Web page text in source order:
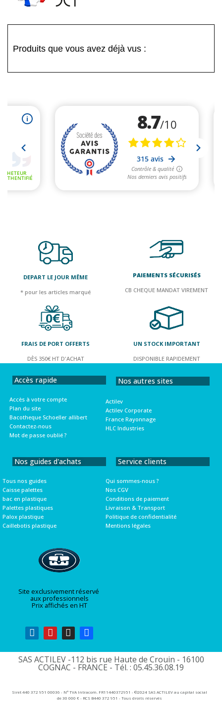
Produits que vous avez déjà vus :
DEPART LE JOUR MÊME
* pour les articles marqué
PAIEMENTS SÉCURISÉS
CB CHEQUE MANDAT VIREMENT
FRAIS DE PORT OFFERTS
DÈS 350€ HT D'ACHAT
UN STOCK IMPORTANT
DISPONIBLE RAPIDEMENT
Accès rapide
Accès à votre compte
Plan du site
Bacotheque Schoeller allibert
Contactez-nous
Mot de passe oublié ?
Nos autres sites
Actilev
Actilev Corporate
France Rayonnage
HLC Industries
Nos guides d'achats
Tous nos guides
Caisse palettes
bac en plastique
Palettes plastiques
Palox plastique
Caillebotis plastique
Service clients
Qui sommes-nous ?
Nos CGV
Conditions de paiement
Livraison & Transport
Politique de confidentialité
Mentions légales
Site exclusivement réservé
aux professionnels
Prix affichés en HT
SAS ACTILEV -112 bis rue Haute de Crouin - 16100
COGNAC - FRANCE - Tél. : 05.45.36.08.19​
Siret 440 372 951 00036 - N° TVA Intracom. FR11440372951 - ©2024 SAS ACTILEV au capital social
de 30 000 € - RCS B440 372 951 - Tous droits réservés​​